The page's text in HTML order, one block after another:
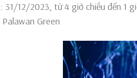
: 31/12/2023, từ 4 giờ chiều đến 1
Palawan Green